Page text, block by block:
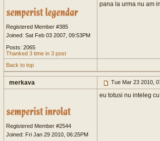
Registered Member #385
Joined: Sat Feb 03 2007, 09:53PM
Posts: 2065
Thanked 3 time in 3 post
pana la urma nu am
Back to top
merkava Tue Mar 23 2010,
Registered Member #2544
Joined: Fri Jan 29 2010, 06:25PM
eu totusi nu inteleg